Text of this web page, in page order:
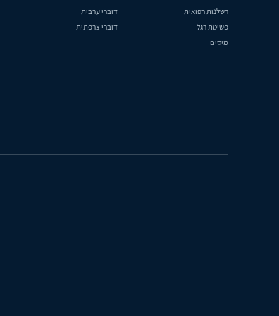
רשלנות רפואית
דוברי ערבית
פשיטת רגל
דוברי צרפתית
מיסים